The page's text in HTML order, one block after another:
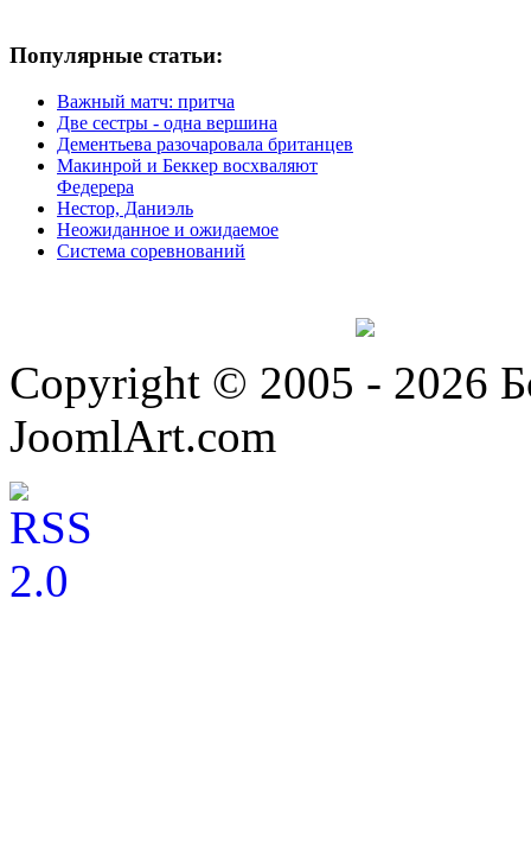
Популярные статьи:
Важный матч: притча
Две сестры - одна вершина
Дементьева разочаровала британцев
Макинрой и Беккер восхваляют
Федерера
Нестор, Даниэль
Неожиданное и ожидаемое
Система соревнований
Copyright © 2005 - 2026
JoomlArt.com